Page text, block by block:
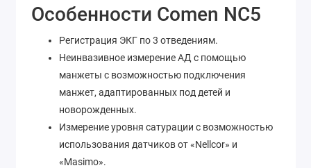
Особенности Comen NC5
Регистрация ЭКГ по 3 отведениям.
Неинвазивное измерение АД с помощью
манжеты с возможностью подключения
манжет, адаптированных под детей и
новорожденных.
Измерение уровня сатурации с возможностью
использования датчиков от «Nellcor» и
«Masimo».